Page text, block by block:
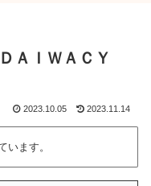
ＡＩＷＡＣＹ
2023.10.05 2023.11.14
います。